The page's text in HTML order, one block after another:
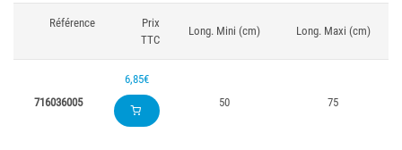
Référence
Prix
TTC
Long. Mini (cm) Long. Maxi (cm)
716036005
6,85€
50
75